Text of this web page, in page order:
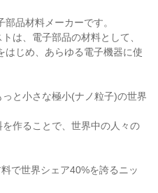
品材料メーカーです。
は、電子部品の材料として、
はじめ、あらゆる電子機器に使
と小さな極小(ナノ粒子)の世界
作ることで、世界中の人々の
で世界シェア40%を誇るニッ